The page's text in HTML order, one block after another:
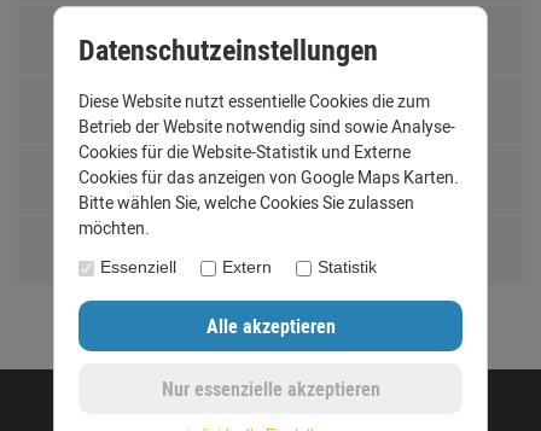
Fachbegriffe
Jobs
Montage und Installationshilfen
©opyright 2020 - www.dachrinnen-shop.de
Datenschutzeinstellungen
Diese Website nutzt essentielle Cookies die zum
Betrieb der Website notwendig sind sowie Analyse-
Cookies für die Website-Statistik und Externe
Cookies für das anzeigen von Google Maps Karten.
Bitte wählen Sie, welche Cookies Sie zulassen
möchten.
Essenziell Extern Statistik